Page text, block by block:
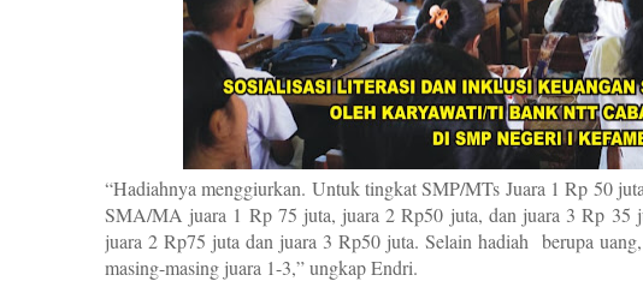
“Hadiahnya menggiurkan. Untuk tingkat SMP/MTs Juara 1 Rp 50
SMA/MA juara 1 Rp 75 juta, juara 2 Rp50 juta, dan juara 3 Rp 35
juara 2 Rp75 juta dan juara 3 Rp50 juta. Selain hadiah berupa
masing-masing juara 1-3,” ungkap Endri.